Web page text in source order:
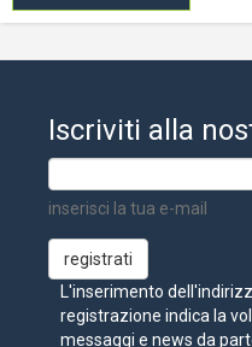
Iscriviti alla
inserisci la tua e-mail
L'inserimento
registrazione indica la
messaggi e news da